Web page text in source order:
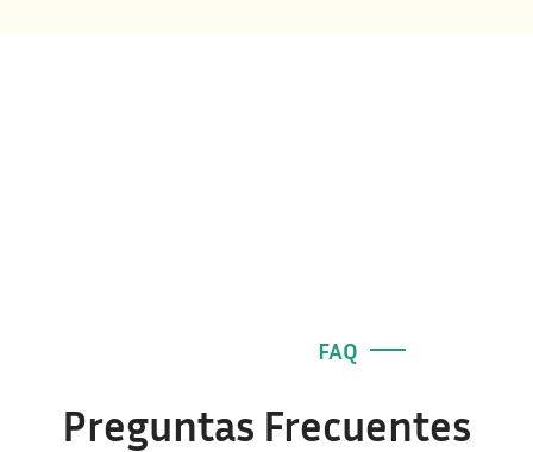
FAQ
Preguntas Frecuentes